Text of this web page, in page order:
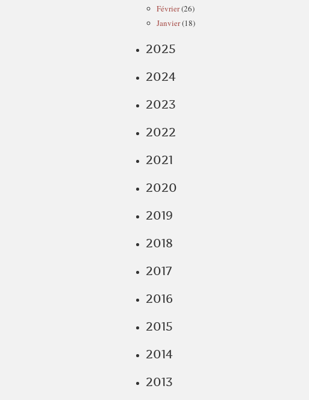
Février(26)
Janvier(18)
2025
2024
2023
2022
2021
2020
2019
2018
2017
2016
2015
2014
2013